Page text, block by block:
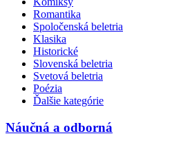
Romantika
Spoločenská beletria
Klasika
Historické
Slovenská beletria
Svetová beletria
Poézia
Ďalšie kategórie
Náučná a odborná